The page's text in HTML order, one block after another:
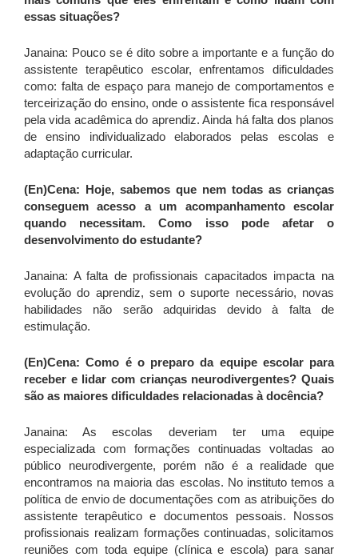
essas situações?
Janaina: Pouco se é dito sobre a importante e a função do
assistente terapêutico escolar, enfrentamos dificuldades
como: falta de espaço para manejo de comportamentos e
terceirização do ensino, onde o assistente fica responsável
pela vida acadêmica do aprendiz. Ainda há falta dos planos
de ensino individualizado elaborados pelas escolas e
adaptação curricular.
(En)Cena: Hoje, sabemos que nem todas as crianças
conseguem acesso a um acompanhamento escolar
quando necessitam. Como isso pode afetar o
desenvolvimento do estudante?
Janaina: A falta de profissionais capacitados impacta na
evolução do aprendiz, sem o suporte necessário, novas
habilidades não serão adquiridas devido à falta de
estimulação.
(En)Cena: Como é o preparo da equipe escolar para
receber e lidar com crianças neurodivergentes? Quais
são as maiores dificuldades relacionadas à docência?
Janaina: As escolas deveriam ter uma equipe
especializada com formações continuadas voltadas ao
público neurodivergente, porém não é a realidade que
encontramos na maioria das escolas. No instituto temos a
política de envio de documentações com as atribuições do
assistente terapêutico e documentos pessoais. Nossos
profissionais realizam formações continuadas, solicitamos
reuniões com toda equipe (clínica e escola) para sanar